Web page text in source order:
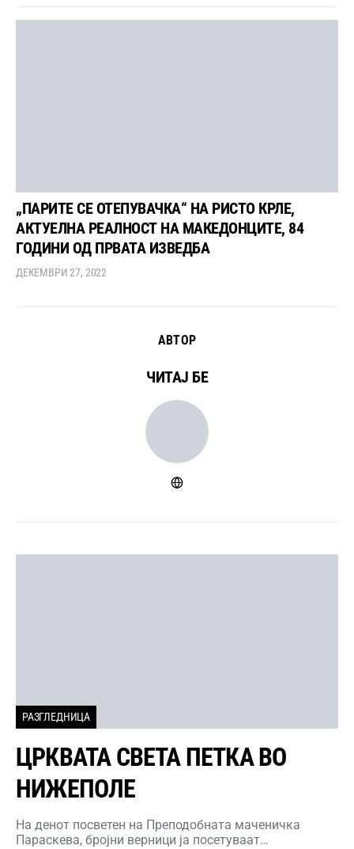
„ПАРИТЕ СЕ ОТЕПУВАЧКА“ НА РИСТО КРЛЕ,
АКТУЕЛНА РЕАЛНОСТ НА МАКЕДОНЦИТЕ, 84
ГОДИНИ ОД ПРВАТА ИЗВЕДБА
ДЕКЕМВРИ 27, 2022
АВТОР
ЧИТАЈ БЕ
РАЗГЛЕДНИЦА
ЦРКВАТА СВЕТА ПЕТКА ВО
НИЖЕПОЛЕ
На денот посветен на Преподобната маченичка
Параскева, бројни верници ја посетуваат…